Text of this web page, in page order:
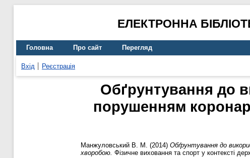
ЕЛЕКТРОННА
Головна Про сайт Перегляд
Вхід Реєстрація
Обґрунтування до
порушенням
Манжуловський В. М. (2014) Обґрунтування до
хворобою. Фізичне виховання та спорт у контексті